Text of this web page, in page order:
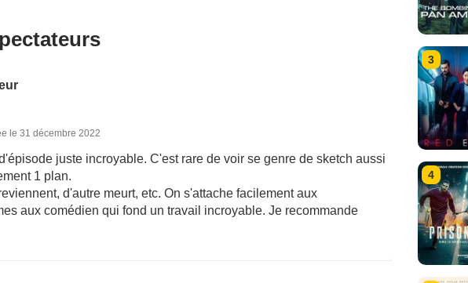
le 31 décembre 2022
juste incroyable. C'est rare de voir se genre de sketch aussi
1 plan.
d'autre meurt, etc. On s'attache facilement aux
aux comédien qui fond un travail incroyable. Je recommande
3
4